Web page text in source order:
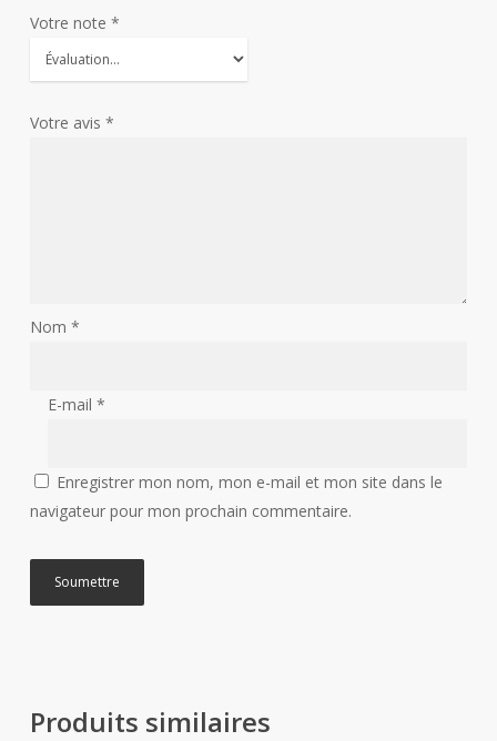
Votre note *
Votre avis *
Nom *
E-mail *
Enregistrer mon nom, mon e-mail et mon site dans le
navigateur pour mon prochain commentaire.
Produits similaires